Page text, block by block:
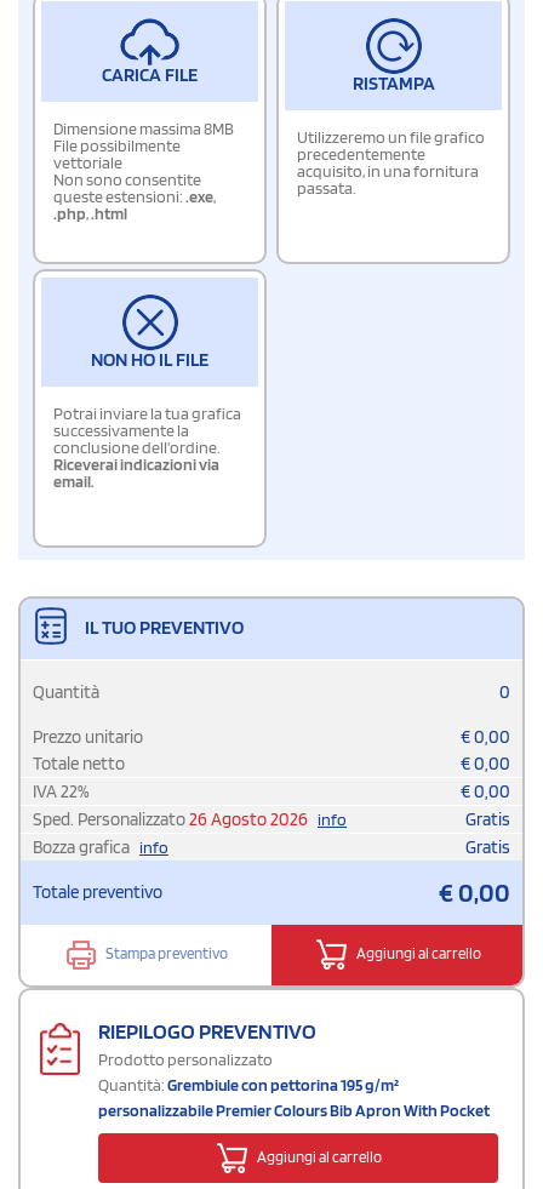
CARICA FILE
Dimensione massima 8MB
File possibilmente
vettoriale
Non sono consentite
queste estensioni:.exe,
.php,.html
RISTAMPA
Utilizzeremo un file grafico
precedentemente
acquisito, in una fornitura
passata.
NON HO IL FILE
Potrai inviare la tua grafica
successivamente la
conclusione dell'ordine.
Riceverai indicazioni via
email.
IL TUO PREVENTIVO
Quantità 0
Prezzo unitario €0,00
Totale netto
€0,00
IVA22% €0,00
Sped. Personalizzato26 Agosto 2026 info
Gratis
Bozza grafica info Gratis
Totale preventivo €0,00
Stampa preventivo Aggiungi al carrello
RIEPILOGO PREVENTIVO
Prodotto personalizzato
Quantità:Grembiule con pettorina 195 g/m²
personalizzabile Premier Colours Bib Apron With Pocket
Aggiungi al carrello